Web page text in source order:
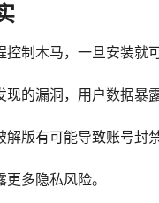
控制木马，一旦安装就
现的漏洞，用户数据暴
解版有可能导致账号封
多隐私风险。